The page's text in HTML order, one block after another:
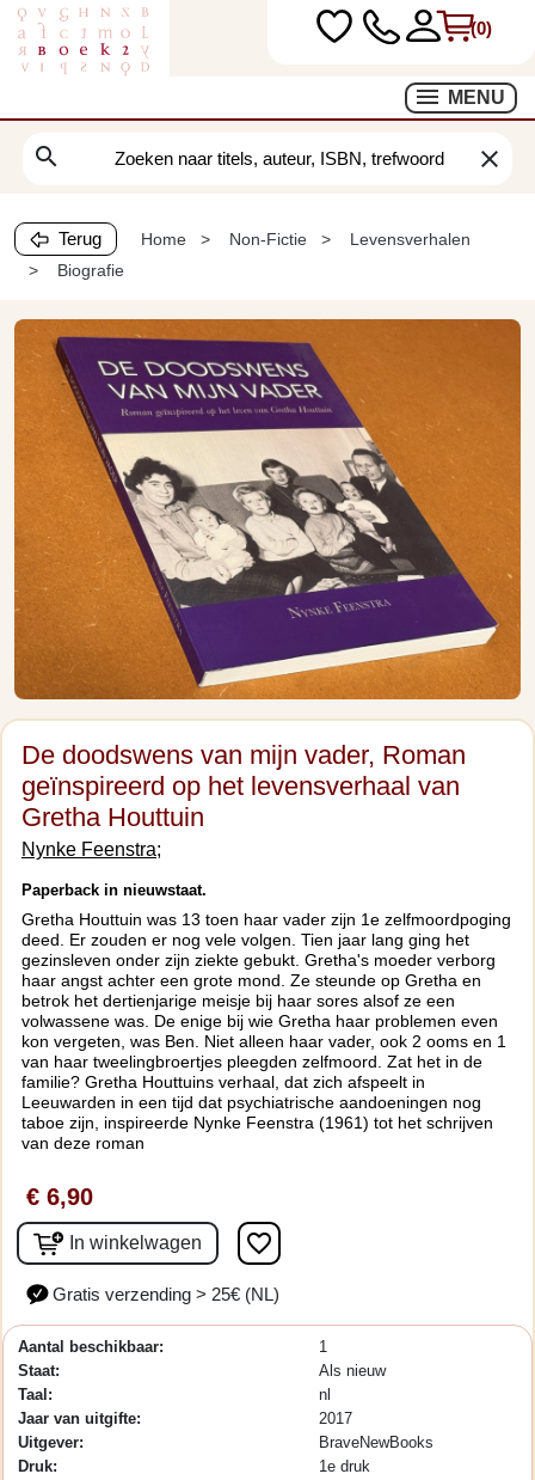
(0)
MENU
search clear
Terug Home Non-Fictie
Levensverhalen
Biografie
De doodswens van mijn vader, Roman
geïnspireerd op het levensverhaal van
Gretha Houttuin
Nynke Feenstra;
Paperback in nieuwstaat.
Gretha Houttuin was 13 toen haar vader zijn 1e zelfmoordpoging
deed. Er zouden er nog vele volgen. Tien jaar lang ging het
gezinsleven onder zijn ziekte gebukt. Gretha's moeder verborg
haar angst achter een grote mond. Ze steunde op Gretha en
betrok het dertienjarige meisje bij haar sores alsof ze een
volwassene was. De enige bij wie Gretha haar problemen even
kon vergeten, was Ben. Niet alleen haar vader, ook 2 ooms en 1
van haar tweelingbroertjes pleegden zelfmoord. Zat het in de
familie? Gretha Houttuins verhaal, dat zich afspeelt in
Leeuwarden in een tijd dat psychiatrische aandoeningen nog
taboe zijn, inspireerde Nynke Feenstra (1961) tot het schrijven
van deze roman
€ 6,90
In winkelwagen favorite_border
Gratis verzending > 25€ (NL)
Aantal beschikbaar:
1
Staat:
Als nieuw
Taal:
nl
Jaar van uitgifte:
2017
Uitgever:
BraveNewBooks
Druk:
1e druk